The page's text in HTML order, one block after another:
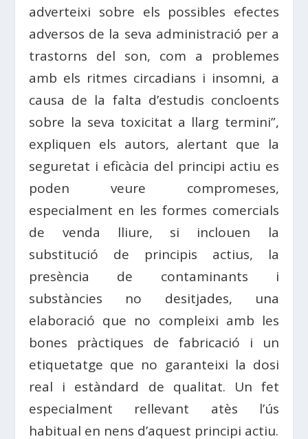
adverteixi sobre els possibles efectes
adversos de la seva administració per a
trastorns del son, com a problemes
amb els ritmes circadians i insomni, a
causa de la falta d’estudis concloents
sobre la seva toxicitat a llarg termini”,
expliquen els autors, alertant que la
seguretat i eficàcia del principi actiu es
poden veure compromeses,
especialment en les formes comercials
de venda lliure, si inclouen la
substitució de principis actius, la
presència de contaminants i
substàncies no desitjades, una
elaboració que no compleixi amb les
bones pràctiques de fabricació i un
etiquetatge que no garanteixi la dosi
real i estàndard de qualitat. Un fet
especialment rellevant atès l’ús
habitual en nens d’aquest principi actiu.